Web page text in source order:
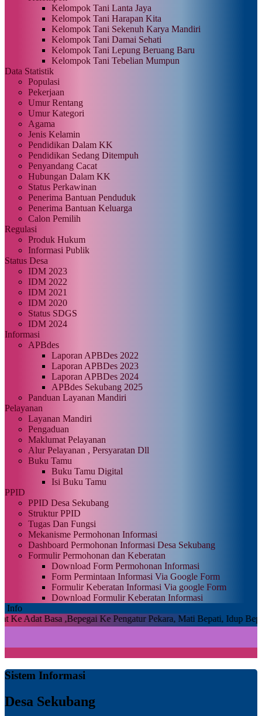
Kelompok Tani Lanta Jaya
Kelompok Tani Harapan Kita
Kelompok Tani Sekenuh Karya Mandiri
Kelompok Tani Damai Sehati
Kelompok Tani Lepung Beruang Baru
Kelompok Tani Tebelian Mumpun
Data Statistik
Populasi
Pekerjaan
Umur Rentang
Umur Kategori
Agama
Jenis Kelamin
Pendidikan Dalam KK
Pendidikan Sedang Ditempuh
Penyandang Cacat
Hubungan Dalam KK
Status Perkawinan
Penerima Bantuan Penduduk
Penerima Bantuan Keluarga
Calon Pemilih
Regulasi
Produk Hukum
Informasi Publik
Status Desa
IDM 2023
IDM 2022
IDM 2021
IDM 2020
Status SDGS
IDM 2024
Informasi
APBdes
Laporan APBDes 2022
Laporan APBDes 2023
Laporan APBDes 2024
APBdes Sekubang 2025
Panduan Layanan Mandiri
Pelayanan
Layanan Mandiri
Pengaduan
Maklumat Pelayanan
Alur Pelayanan , Persyaratan Dll
Buku Tamu
Buku Tamu Digital
Isi Buku Tamu
PPID
PPID Desa Sekubang
Struktur PPID
Tugas Dan Fungsi
Mekanisme Permohonan Informasi
Dashboard Permohonan Informasi Desa Sekubang
Formulir Permohonan dan Keberatan
Download Form Permohonan Informasi
Form Permintaan Informasi Via Google Form
Formulir Keberatan Informasi Via google Form
Download Formulir Keberatan Informasi
Info
,Bepegai Ke Pengatur Pekara, Mati Bepati, Idup Bepampas ,
Sistem Informasi
Desa Sekubang